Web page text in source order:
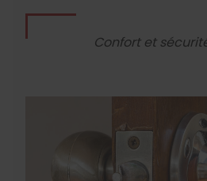
Confort et